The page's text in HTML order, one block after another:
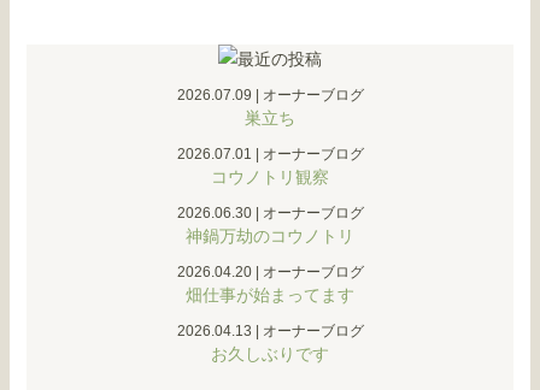
2026.07.09 オーナーブログ
巣立ち
2026.07.01 オーナーブログ
コウノトリ観察
2026.06.30| オーナーブログ
神鍋万劫のコウノトリ
2026.04.20| オーナーブログ
畑仕事が始まってます
2026.04.13 オーナーブログ
お久しぶりです